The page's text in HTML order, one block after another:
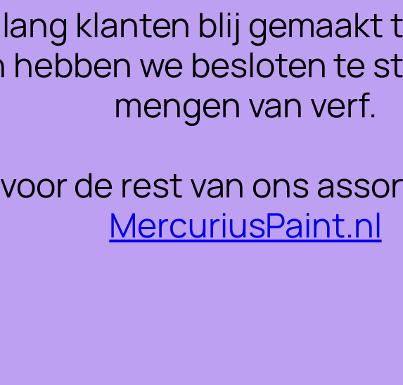
klanten blij gemaakt
we besloten te
mengen van verf.
de rest van ons
MercuriusPaint.nl